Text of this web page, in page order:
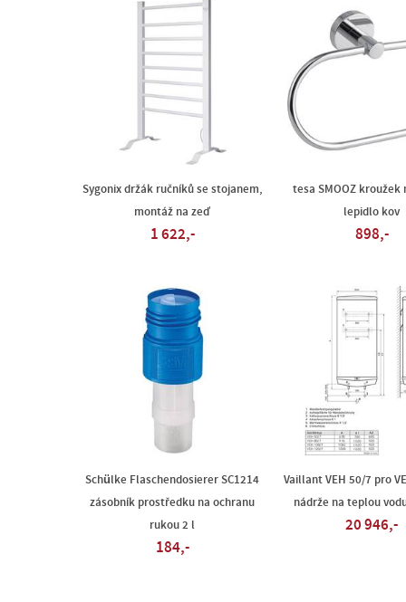
Sygonix držák ručníků se stojanem,
montáž na zeď
1 622,-
tesa SMOOZ kroužek
lepidlo kov
898,-
Schülke Flaschendosierer SC1214
zásobník prostředku na ochranu
rukou 2 l
184,-
Vaillant VEH 50/7 pro
nádrže na teplou vodu
20 946,-